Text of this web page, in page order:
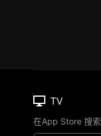
TV
在App Store 搜索